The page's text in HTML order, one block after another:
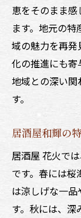
恵をそのまま
ます。地元の
域の魅力を再
化の推進にも寄
地域との深い
す。
居酒屋和輝の
居酒屋 花火で
です。春には
は涼しげな一
す。秋には、